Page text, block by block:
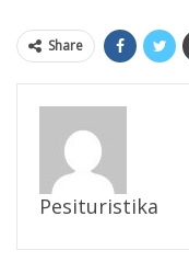
Share
Pesituristika